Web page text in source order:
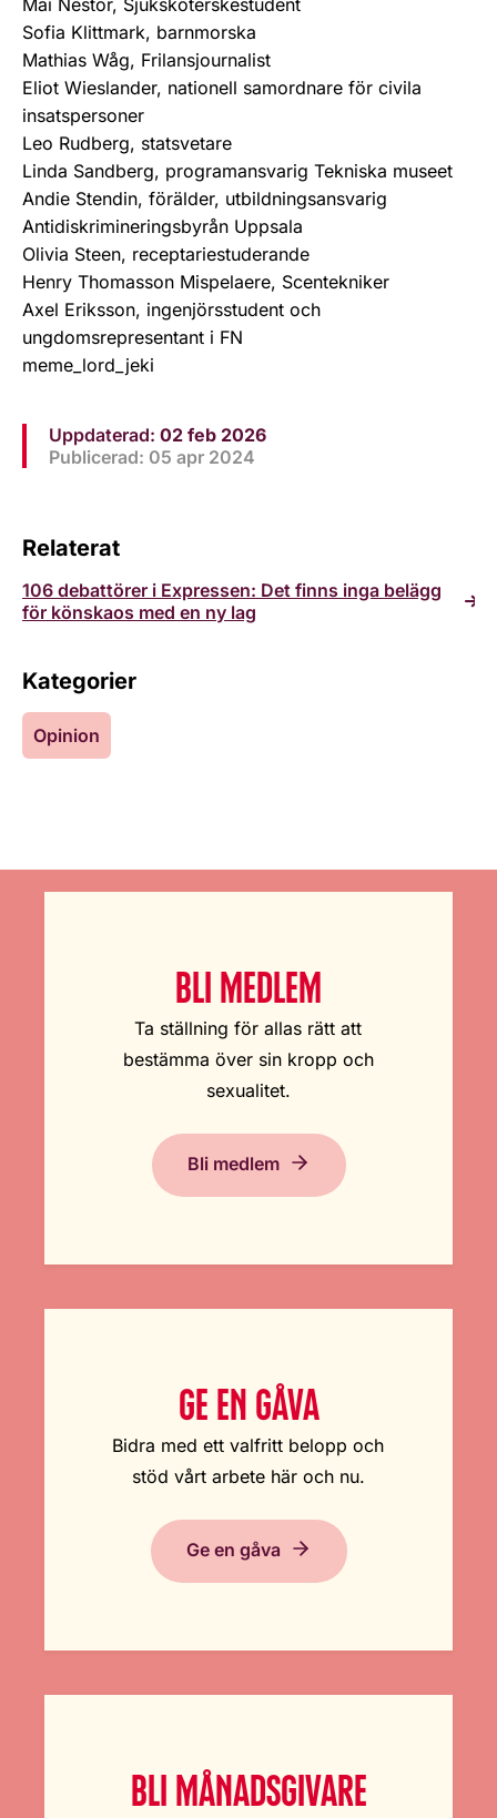
Mai Nestor, Sjuksköterskestudent
Sofia Klittmark, barnmorska
Mathias Wåg, Frilansjournalist
Eliot Wieslander, nationell samordnare för civila
insatspersoner
Leo Rudberg, statsvetare
Linda Sandberg, programansvarig Tekniska museet
Andie Stendin, förälder, utbildningsansvarig
Antidiskrimineringsbyrån Uppsala
Olivia Steen, receptariestuderande
Henry Thomasson Mispelaere, Scentekniker
Axel Eriksson, ingenjörsstudent och
ungdomsrepresentant i FN
meme_lord_jeki
Uppdaterad: 02 feb 2026
Publicerad: 05 apr 2024
Relaterat
106 debattörer i Expressen: Det finns inga belägg
för könskaos med en ny lag
Kategorier
Opinion
BLI MEDLEM
Ta ställning för allas rätt att
bestämma över sin kropp och
sexualitet.
Bli medlem
GE EN GÅVA
Bidra med ett valfritt belopp och
stöd vårt arbete här och nu.
Ge en gåva
BLI MÅNADSGIVARE